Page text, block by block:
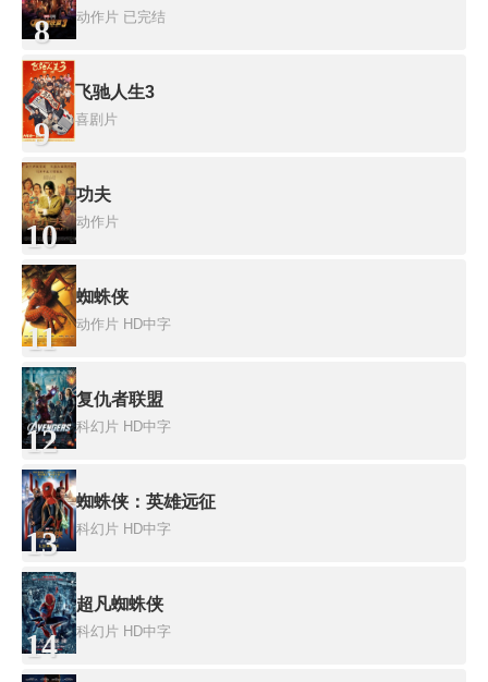
8 动作片 已完结
9
飞驰人生3
喜剧片
10
功夫
动作片
11
蜘蛛侠
动作片 HD中字
12
复仇者联盟
科幻片 HD中字
13
蜘蛛侠：英雄远征
科幻片 HD中字
14
超凡蜘蛛侠
科幻片 HD中字